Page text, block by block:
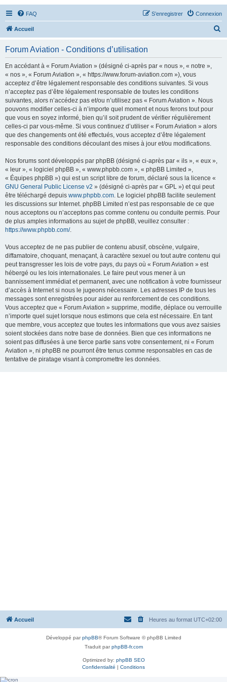
FAQ Connexion
S’enregistrer
Accueil
Forum Aviation - Conditions d’utilisation
En accédant à « Forum Aviation » (désigné ci-après par « nous », « notre »,
« nos », « Forum Aviation », « https://www.forum-aviation.com »), vous
acceptez d’être légalement responsable des conditions suivantes. Si vous
n’acceptez pas d’être légalement responsable de toutes les conditions
suivantes, alors n’accédez pas et/ou n’utilisez pas « Forum Aviation ». Nous
pouvons modifier celles-ci à n’importe quel moment et nous ferons tout pour
que vous en soyez informé, bien qu’il soit prudent de vérifier régulièrement
celles-ci par vous-même. Si vous continuez d’utiliser « Forum Aviation » alors
que des changements ont été effectués, vous acceptez d’être légalement
responsable des conditions découlant des mises à jour et/ou modifications.
Nos forums sont développés par phpBB (désigné ci-après par « ils », « eux »,
« leur », « logiciel phpBB », « www.phpbb.com », « phpBB Limited »,
« Équipes phpBB ») qui est un script libre de forum, déclaré sous la licence «
GNU General Public License v2 » (désigné ci-après par « GPL ») et qui peut
être téléchargé depuis www.phpbb.com. Le logiciel phpBB facilite seulement
les discussions sur Internet. phpBB Limited n’est pas responsable de ce que
nous acceptons ou n’acceptons pas comme contenu ou conduite permis. Pour
de plus amples informations au sujet de phpBB, veuillez consulter :
https://www.phpbb.com/.
Vous acceptez de ne pas publier de contenu abusif, obscène, vulgaire,
diffamatoire, choquant, menaçant, à caractère sexuel ou tout autre contenu qui
peut transgresser les lois de votre pays, du pays où « Forum Aviation » est
hébergé ou les lois internationales. Le faire peut vous mener à un
bannissement immédiat et permanent, avec une notification à votre fournisseur
d’accès à Internet si nous le jugeons nécessaire. Les adresses IP de tous les
messages sont enregistrées pour aider au renforcement de ces conditions.
Vous acceptez que « Forum Aviation » supprime, modifie, déplace ou verrouille
n’importe quel sujet lorsque nous estimons que cela est nécessaire. En tant
que membre, vous acceptez que toutes les informations que vous avez saisies
soient stockées dans notre base de données. Bien que ces informations ne
soient pas diffusées à une tierce partie sans votre consentement, ni « Forum
Aviation », ni phpBB ne pourront être tenus comme responsables en cas de
tentative de piratage visant à compromettre les données.
Accueil Heures au format UTC+02:00
Développé parphpBB® Forum Software © phpBB Limited
Traduit parphpBB-fr.com
Optimized by: phpBB SEO
Confidentialité | Conditions